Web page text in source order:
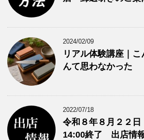
2024/02/09
リアル体験講座｜
んて思わなかった
2022/07/18
令和８年８月２２
14:00終了 出店情